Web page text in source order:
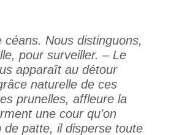
Nous distinguons,
pour surveiller. – Le
apparaît au détour
naturelle de ces
prunelles, affleure la
une cour qu’on
de patte, il disperse toute